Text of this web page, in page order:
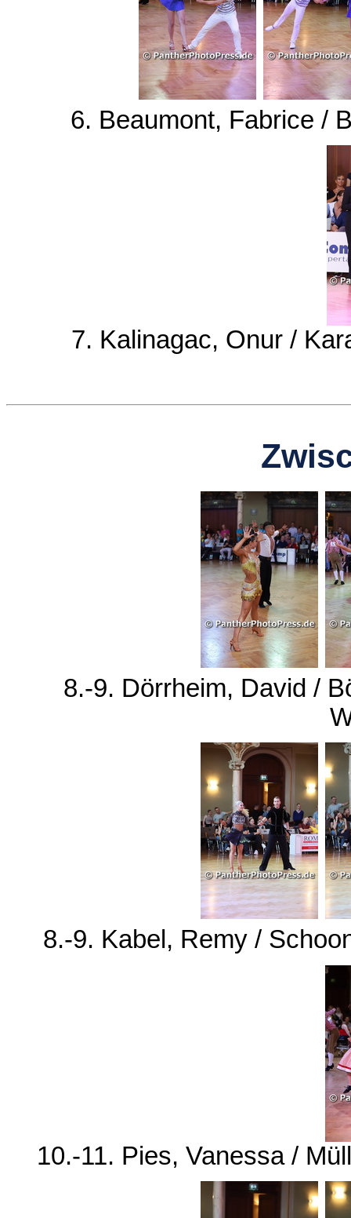
6. Beaumont, Fabrice /
7. Kalinagac, Onur /
8.-9. Dörrheim, David /
8.-9. Kabel, Remy /
10.-11. Pies, Vanessa /